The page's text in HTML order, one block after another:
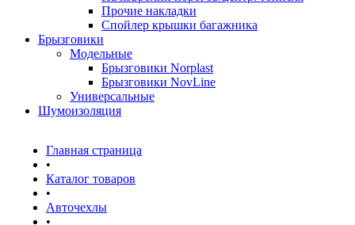
Прочие накладки
Спойлер крышки багажника
Брызговики
Модельные
Брызговики Norplast
Брызговики NovLine
Универсальные
Шумоизоляция
Главная страница
•
Каталог товаров
•
Авточехлы
•